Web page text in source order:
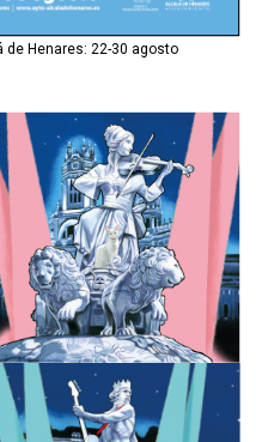
de Henares: 22-30 agosto